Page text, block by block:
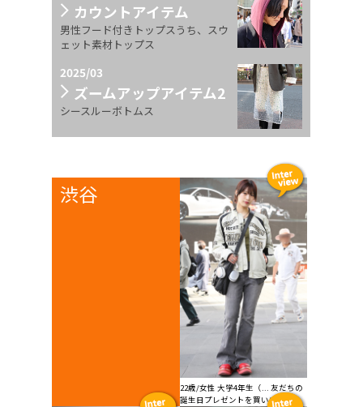
カウントアイテム
男性フード付きトップスうち、スウ
ェット素材トップス
2025/03
ズームアップアイテム2
シースルーボトムス
渋谷
22歳/女性 大学4年生（... 友だちの
誕生日プレゼントを買いに行く...